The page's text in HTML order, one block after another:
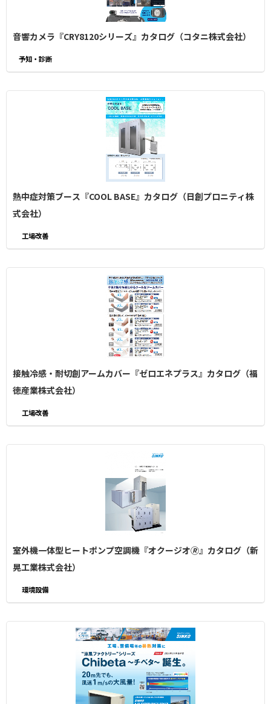
音響カメラ『CRY8120シリーズ』カタログ（コタニ株式会社）
予知・診断
熱中症対策ブース『COOL BASE』カタログ（日創プロニティ株
式会社）
工場改善
接触冷感・耐切創アームカバー『ゼロエネプラス』カタログ（福
徳産業株式会社）
工場改善
室外機一体型ヒートポンプ空調機『オクージオ🄬』カタログ（新
晃工業株式会社）
環境設備